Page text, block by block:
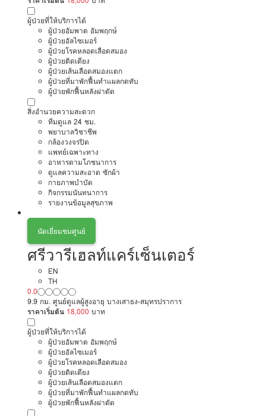
ผู้ป่วยที่ให้บริการได้
ผู้ป่วยอัมพาต อัมพฤกษ์
ผู้ป่วยอัลไซเมอร์
ผู้ป่วยโรคหลอดเลือดสมอง
ผู้ป่วยติดเตียง
ผู้ป่วยเส้นเลือดสมองแตก
ผู้ป่วยที่มาพักฟื้นทำแผลกดทับ
ผู้ป่วยพักฟื้นหลังผ่าตัด
สิ่งอำนวยความสะดวก
ทีมดูแล 24 ชม.
พยาบาลวิชาชีพ
กล้องวงจรปิด
แพทย์เฉพาะทาง
อาหารตามโภชนาการ
ดูแลความสะอาด ซักผ้า
กายภาพบำบัด
กิจกรรมนันทนาการ
รายงานข้อมูลสุขภาพ
นัดเยี่ยมชมศูนย์
ศรีวารีเฮลท์แคร์เซ็นเตอร์
EN
TH
0.0
9.9 กม. ศูนย์ดูแลผู้สูงอายุ บางเสาธง-สมุทรปราการ
ราคาเริ่มต้น 18,000 บาท
ผู้ป่วยที่ให้บริการได้
ผู้ป่วยอัมพาต อัมพฤกษ์
ผู้ป่วยอัลไซเมอร์
ผู้ป่วยโรคหลอดเลือดสมอง
ผู้ป่วยติดเตียง
ผู้ป่วยเส้นเลือดสมองแตก
ผู้ป่วยที่มาพักฟื้นทำแผลกดทับ
ผู้ป่วยพักฟื้นหลังผ่าตัด